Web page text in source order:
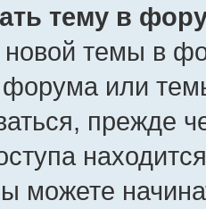
тему в
темы в
форума или
прежде
можете